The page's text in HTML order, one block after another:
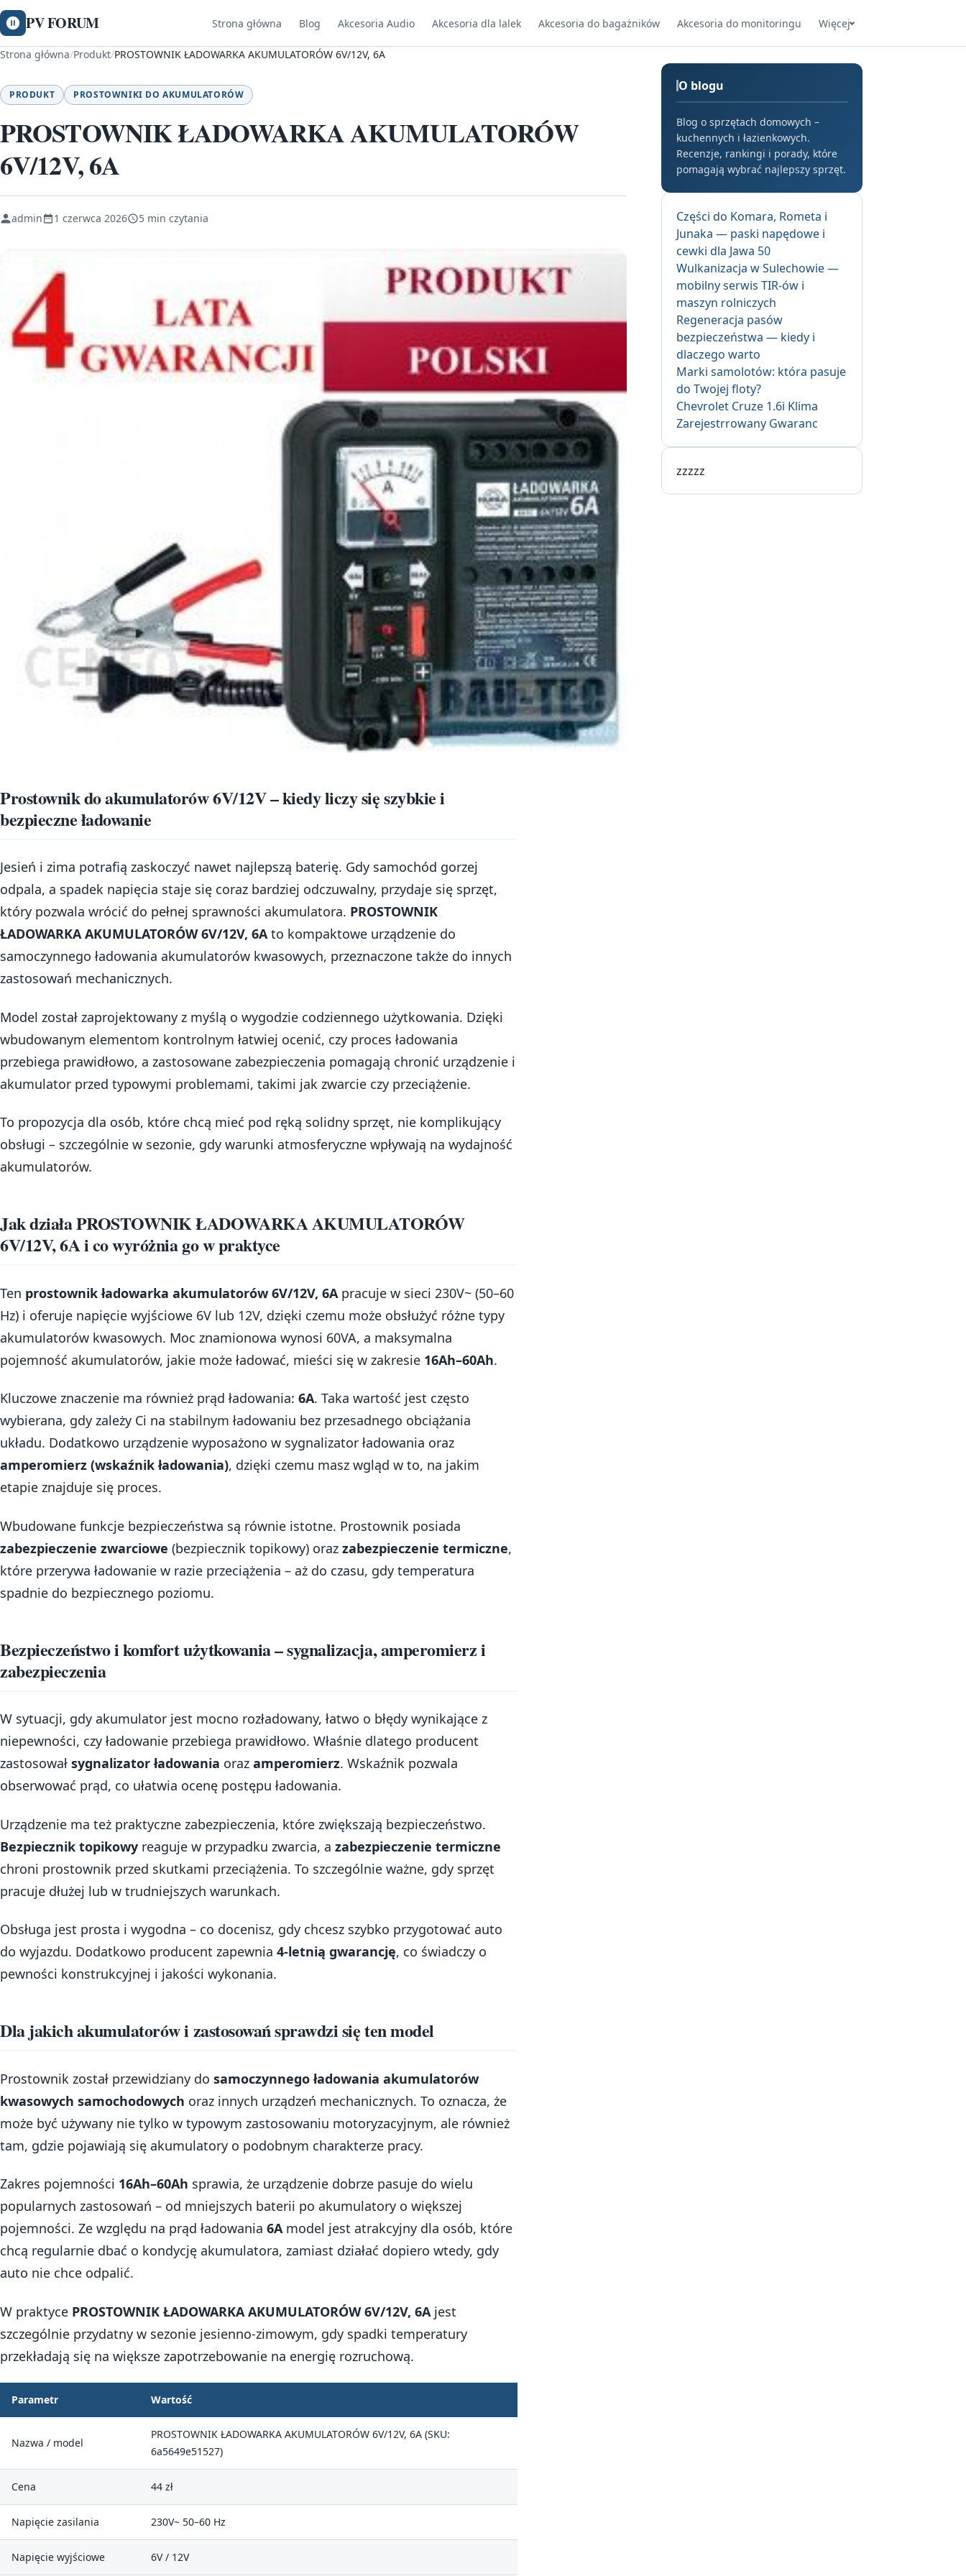
PV FORUM Strona główna Blog Akcesoria Audio Akcesoria dla lalek Akcesoria do bagażników Akcesoria do monitoringu Więcej
Strona główna/Produkt/PROSTOWNIK ŁADOWARKA AKUMULATORÓW 6V/12V, 6A
PRODUKT PROSTOWNIKI DO AKUMULATORÓW
PROSTOWNIK ŁADOWARKA AKUMULATORÓW
6V/12V, 6A
admin 1 czerwca 2026 5 min czytania
Prostownik do akumulatorów 6V/12V – kiedy liczy się szybkie i
bezpieczne ładowanie
Jesień i zima potrafią zaskoczyć nawet najlepszą baterię. Gdy samochód gorzej
odpala, a spadek napięcia staje się coraz bardziej odczuwalny, przydaje się sprzęt,
który pozwala wrócić do pełnej sprawności akumulatora. PROSTOWNIK
ŁADOWARKA AKUMULATORÓW 6V/12V, 6Ato kompaktowe urządzenie do
samoczynnego ładowania akumulatorów kwasowych, przeznaczone także do innych
zastosowań mechanicznych.
Model został zaprojektowany z myślą o wygodzie codziennego użytkowania. Dzięki
wbudowanym elementom kontrolnym łatwiej ocenić, czy proces ładowania
przebiega prawidłowo, a zastosowane zabezpieczenia pomagają chronić urządzenie i
akumulator przed typowymi problemami, takimi jak zwarcie czy przeciążenie.
To propozycja dla osób, które chcą mieć pod ręką solidny sprzęt, nie komplikujący
obsługi – szczególnie w sezonie, gdy warunki atmosferyczne wpływają na wydajność
akumulatorów.
Jak działa PROSTOWNIK ŁADOWARKA AKUMULATORÓW
6V/12V, 6A i co wyróżnia go w praktyce
Ten prostownik ładowarka akumulatorów 6V/12V, 6A pracuje w sieci 230V~ (50–60
Hz) i oferuje napięcie wyjściowe 6V lub 12V, dzięki czemu może obsłużyć różne typy
akumulatorów kwasowych. Moc znamionowa wynosi 60VA, a maksymalna
pojemność akumulatorów, jakie może ładować, mieści się w zakresie 16Ah–60Ah.
Kluczowe znaczenie ma również prąd ładowania: 6A. Taka wartość jest często
wybierana, gdy zależy Ci na stabilnym ładowaniu bez przesadnego obciążania
układu. Dodatkowo urządzenie wyposażono w sygnalizator ładowania oraz
amperomierz (wskaźnik ładowania), dzięki czemu masz wgląd w to, na jakim
etapie znajduje się proces.
Wbudowane funkcje bezpieczeństwa są równie istotne. Prostownik posiada
zabezpieczenie zwarciowe (bezpiecznik topikowy) oraz zabezpieczenie termiczne,
które przerywa ładowanie w razie przeciążenia – aż do czasu, gdy temperatura
spadnie do bezpiecznego poziomu.
Bezpieczeństwo i komfort użytkowania – sygnalizacja, amperomierz i
zabezpieczenia
W sytuacji, gdy akumulator jest mocno rozładowany, łatwo o błędy wynikające z
niepewności, czy ładowanie przebiega prawidłowo. Właśnie dlatego producent
zastosował sygnalizator ładowania oraz amperomierz. Wskaźnik pozwala
obserwować prąd, co ułatwia ocenę postępu ładowania.
Urządzenie ma też praktyczne zabezpieczenia, które zwiększają bezpieczeństwo.
Bezpiecznik topikowy reaguje w przypadku zwarcia, a zabezpieczenie termiczne
chroni prostownik przed skutkami przeciążenia. To szczególnie ważne, gdy sprzęt
pracuje dłużej lub w trudniejszych warunkach.
Obsługa jest prosta i wygodna – co docenisz, gdy chcesz szybko przygotować auto
do wyjazdu. Dodatkowo producent zapewnia 4-letnią gwarancję, co świadczy o
pewności konstrukcyjnej i jakości wykonania.
Dla jakich akumulatorów i zastosowań sprawdzi się ten model
Prostownik został przewidziany do samoczynnego ładowania akumulatorów
kwasowych samochodowych oraz innych urządzeń mechanicznych. To oznacza, że
może być używany nie tylko w typowym zastosowaniu motoryzacyjnym, ale również
tam, gdzie pojawiają się akumulatory o podobnym charakterze pracy.
Zakres pojemności 16Ah–60Ah sprawia, że urządzenie dobrze pasuje do wielu
popularnych zastosowań – od mniejszych baterii po akumulatory o większej
pojemności. Ze względu na prąd ładowania 6Amodel jest atrakcyjny dla osób, które
chcą regularnie dbać o kondycję akumulatora, zamiast działać dopiero wtedy, gdy
auto nie chce odpalić.
W praktyce PROSTOWNIK ŁADOWARKA AKUMULATORÓW 6V/12V, 6A jest
szczególnie przydatny w sezonie jesienno-zimowym, gdy spadki temperatury
przekładają się na większe zapotrzebowanie na energię rozruchową.
Parametr Wartość
Nazwa / model
PROSTOWNIK ŁADOWARKA AKUMULATORÓW 6V/12V, 6A (SKU:
6a5649e51527)
Cena 44 zł
Napięcie zasilania 230V~ 50–60 Hz
Napięcie wyjściowe 6V / 12V
O blogu
Blog o sprzętach domowych –
kuchennych i łazienkowych.
Recenzje, rankingi i porady, które
pomagają wybrać najlepszy sprzęt.
Części do Komara, Rometa i
Junaka — paski napędowe i
cewki dla Jawa 50
Wulkanizacja w Sulechowie —
mobilny serwis TIR-ów i
maszyn rolniczych
Regeneracja pasów
bezpieczeństwa — kiedy i
dlaczego warto
Marki samolotów: która pasuje
do Twojej floty?
Chevrolet Cruze 1.6i Klima
Zarejestrrowany Gwaranc
zzzzz